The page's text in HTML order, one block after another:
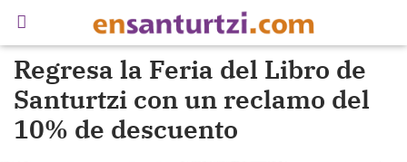
Regresa la Feria del Libro de
Santurtzi con un reclamo del
10% de descuento